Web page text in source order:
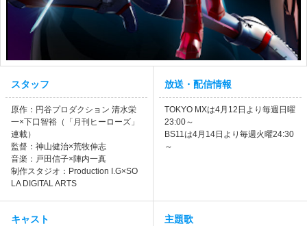
スタッフ
原作：円谷プロダクション 清水栄
一×下口智裕（「月刊ヒーローズ」
連載）
監督：神山健治×荒牧伸志
音楽：戸田信子×陣内一真
制作スタジオ：Production I.G×SO
LA DIGITAL ARTS
放送・配信情報
TOKYO MXは4月12日より毎週日曜
23:00～
BS11は4月14日より毎週火曜24:30
～
キャスト 主題歌